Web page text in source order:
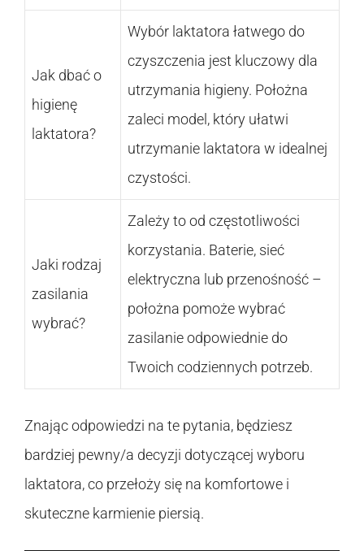
Jak dbać o
higienę
laktatora?
Wybór laktatora łatwego do
czyszczenia jest kluczowy dla
utrzymania higieny. Położna
zaleci model, który ułatwi
utrzymanie laktatora w idealnej
czystości.
Jaki rodzaj
zasilania
wybrać?
Zależy to od częstotliwości
korzystania. Baterie, sieć
elektryczna lub przenośność –
położna pomoże wybrać
zasilanie odpowiednie do
Twoich codziennych potrzeb.
Znając odpowiedzi na te pytania, będziesz
bardziej pewny/a decyzji dotyczącej wyboru
laktatora, co przełoży się na komfortowe i
skuteczne karmienie piersią.